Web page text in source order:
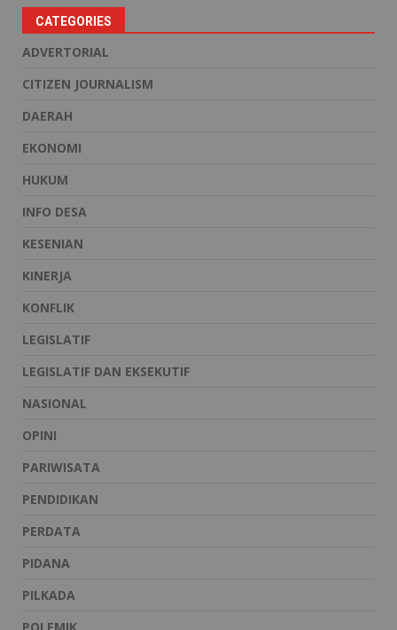
CATEGORIES
ADVERTORIAL
CITIZEN JOURNALISM
DAERAH
EKONOMI
HUKUM
INFO DESA
KESENIAN
KINERJA
KONFLIK
LEGISLATIF
LEGISLATIF DAN EKSEKUTIF
NASIONAL
OPINI
PARIWISATA
PENDIDIKAN
PERDATA
PIDANA
PILKADA